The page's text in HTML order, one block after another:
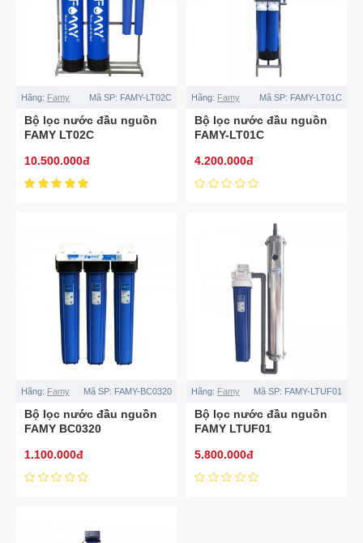
Hãng: Famy Mã SP: FAMY-LT02C
Bộ lọc nước đầu nguồn
FAMY LT02C
10.500.000đ
Hãng: Famy Mã SP: FAMY-LT01C
Bộ lọc nước đầu nguồn
FAMY-LT01C
4.200.000đ
Hãng: Famy Mã SP: FAMY-BC0320
Bộ lọc nước đầu nguồn
FAMY BC0320
1.100.000đ
Hãng: Famy Mã SP: FAMY-LTUF01
Bộ lọc nước đầu nguồn
FAMY LTUF01
5.800.000đ